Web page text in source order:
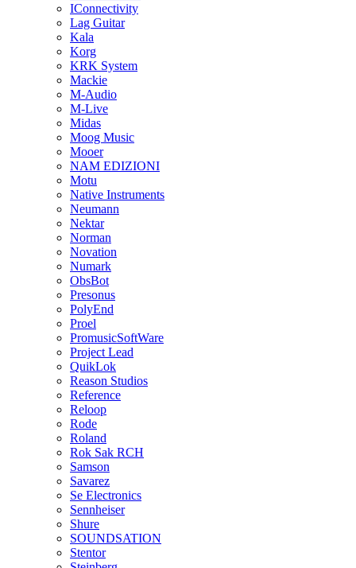
IConnectivity
Lag Guitar
Kala
Korg
KRK System
Mackie
M-Audio
M-Live
Midas
Moog Music
Mooer
NAM EDIZIONI
Motu
Native Instruments
Neumann
Nektar
Norman
Novation
Numark
ObsBot
Presonus
PolyEnd
Proel
PromusicSoftWare
Project Lead
QuikLok
Reason Studios
Reference
Reloop
Rode
Roland
Rok Sak RCH
Samson
Savarez
Se Electronics
Sennheiser
Shure
SOUNDSATION
Stentor